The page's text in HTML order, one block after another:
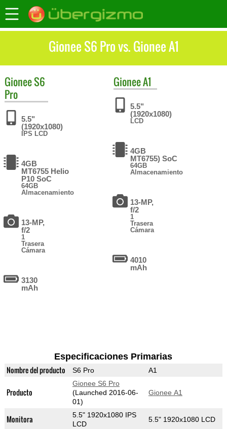
Gionee S6 Pro vs. Gionee A1
GioneeS6
Pro
5.5"
(1920x1080)
IPS LCD
4GB
MT6755 Helio
P10 SoC
64GB
Almacenamiento
13-MP,
f/2
1
Trasera
Cámara
3130
mAh
GioneeA1
5.5"
(1920x1080)
LCD
4GB
MT6755) SoC
64GB
Almacenamiento
13-MP,
f/2
1
Trasera
Cámara
4010
mAh
Especificaciones Primarias
Nombre del producto S6 Pro A1
Producto
Gionee S6 Pro
(Launched 2016-06-
01)
Gionee A1
Monitora
5.5" 1920x1080 IPS
LCD
5.5" 1920x1080 LCD